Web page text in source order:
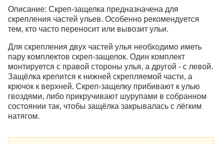
Описание: Скреп-защелка предназначена для
скрепления частей ульев. Особенно рекомендуется
тем, кто часто переносит или вывозит ульи.
Для скрепления двух частей улья необходимо иметь
пару комплектов скреп-защелок. Один комплект
монтируется с правой стороны улья, а другой - с левой.
Защёлка крепится к нижней скрепляемой части, а
крючок к верхней. Скреп-защелку прибивают к улью
гвоздями, либо прикручивают шурупами в собранном
состоянии так, чтобы защёлка закрывалась с лёгким
натягом.